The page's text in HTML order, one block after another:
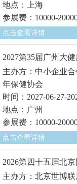
地点：上海
参展费：10000-
点击查看详情
2027第35届广州大
主办方：中小企业
年保健协会
时间：2027-06-27-
地点：广州
参展费：10000-
点击查看详情
2026第四十五届北
主办方：北京世博